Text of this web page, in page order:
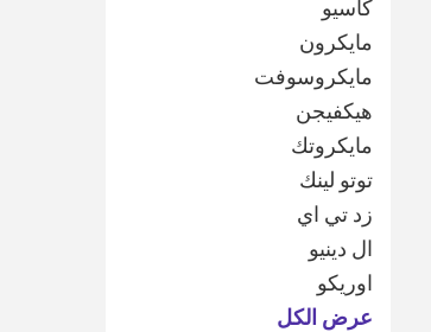
كاسيو
مايكرون
مايكروسوفت
هيكفيجن
مايكروتك
توتو لينك
زد تي اي
ال دينيو
اوريكو
عرض الكل